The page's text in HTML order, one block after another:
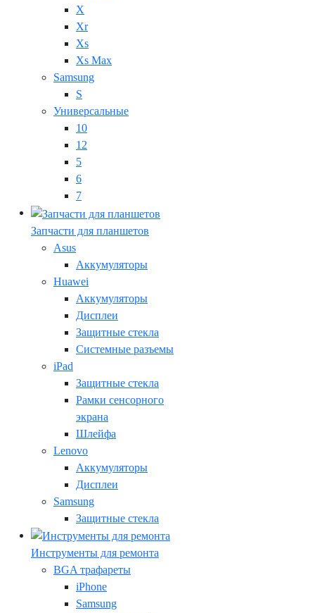
X
Xr
Xs
Xs Max
Samsung
S
Универсальные
10
12
5
6
7
Запчасти для планшетов
Asus
Аккумуляторы
Huawei
Аккумуляторы
Дисплеи
Защитные стекла
Системные разъемы
iPad
Защитные стекла
Рамки сенсорного
экрана
Шлейфа
Lenovo
Аккумуляторы
Дисплеи
Samsung
Защитные стекла
Инструменты для ремонта
BGA трафареты
iPhone
Samsung